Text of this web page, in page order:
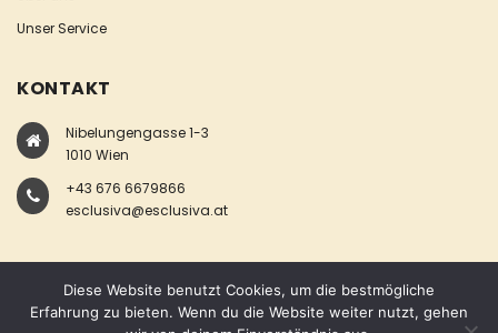
Unser Service
KONTAKT
Nibelungengasse 1-3
1010 Wien
+43 676 6679866
esclusiva@esclusiva.at
Diese Website benutzt Cookies, um die bestmögliche
Erfahrung zu bieten. Wenn du die Website weiter nutzt, gehen